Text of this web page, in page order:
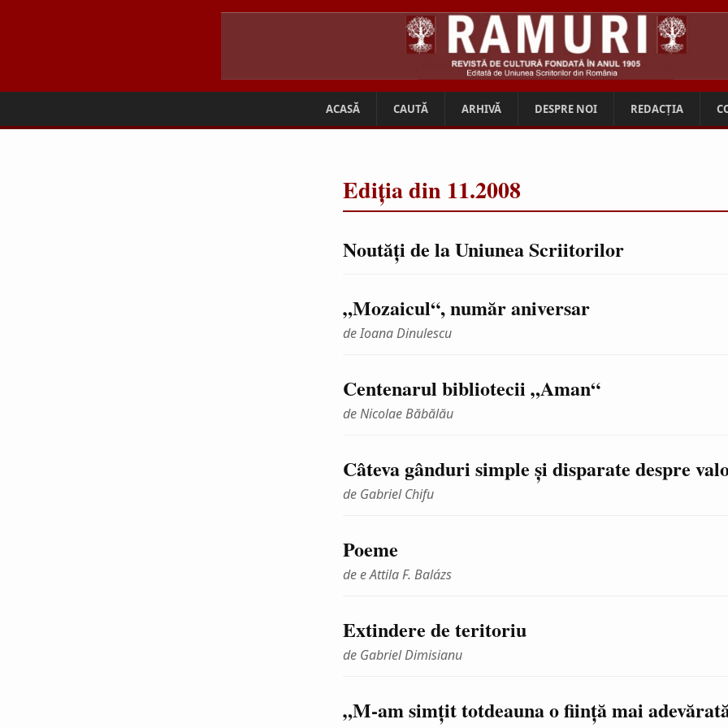
ACASĂ CAUTĂ ARHIVĂ DESPRE NOI REDACȚIA
Ediția din 11.2008
Noutăţi de la Uniunea Scriitorilor
„Mozaicul“, număr aniversar
de Ioana Dinulescu
Centenarul bibliotecii „Aman“
de Nicolae Băbălău
Câteva gânduri simple şi disparate despre
de Gabriel Chifu
Poeme
de e Attila F. Balázs
Extindere de teritoriu
de Gabriel Dimisianu
„M-am simţit totdeauna o fiinţă mai